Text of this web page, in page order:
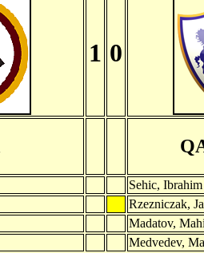
1 0
Sehic, Ibrahim
Rzezniczak,
Madatov,
Medvedev,